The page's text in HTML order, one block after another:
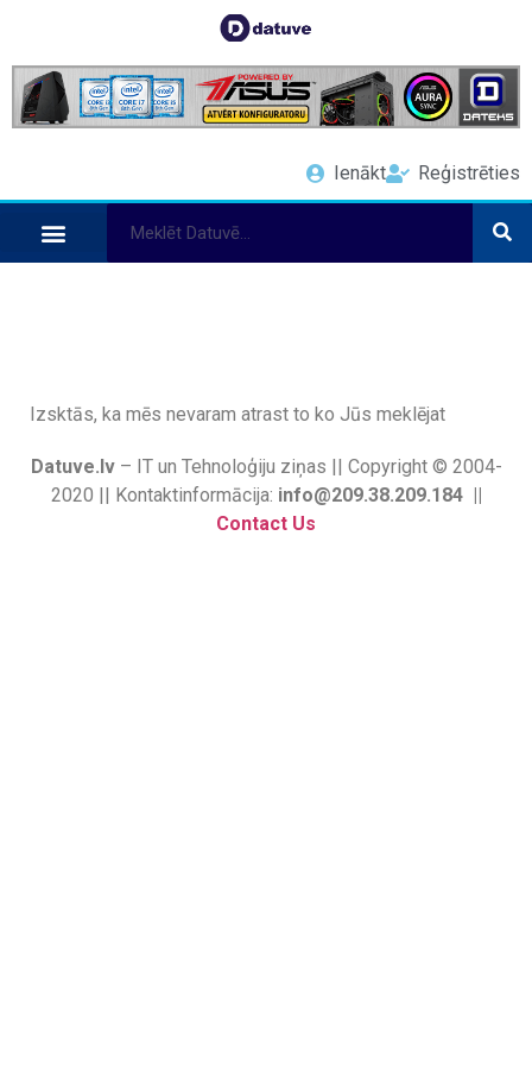
Ienākt Reģistrēties
Izsktās, ka mēs nevaram atrast to ko Jūs meklējat
Datuve.lv– IT un Tehnoloģiju ziņas || Copyright © 2004-
2020 || Kontaktinformācija: info@209.38.209.184 ||
Contact Us